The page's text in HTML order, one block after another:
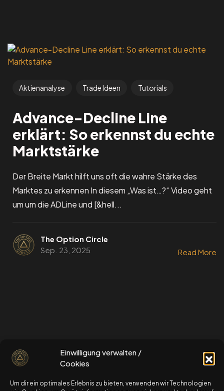
Einwilligung verwalten /
Cookies
Um dir ein optimales Erlebnis zu bieten, verwenden wir Technologien
Aktienanalyse Trade Ideen Tutorials
Advance-Decline Line
erklärt: So erkennst du echte
Marktstärke
Der Breite Markt hilft uns oft die wahre Stärke des
Marktes zu erkennen In diesem „Was ist…?“ Video geht
um um die ADLine und [&hell...
The Option Circle
Sep. 23, 2025
Read More
schau dir gerne auch unseren kostenlosen
OptionsStarterKurs an